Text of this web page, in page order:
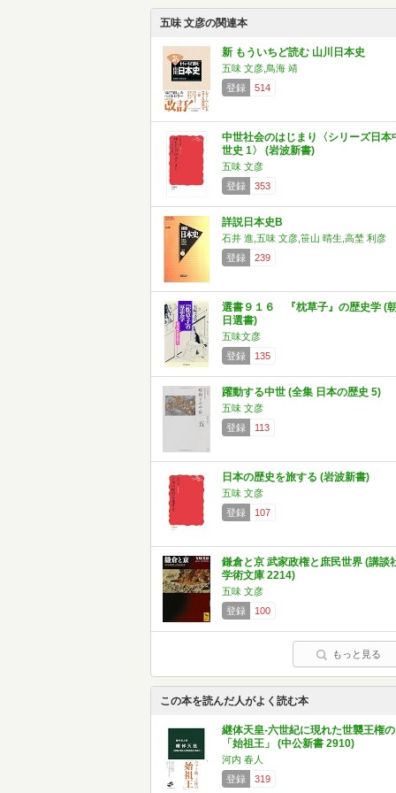
五味 文彦の関連本
新 もういちど読む 山川日本史
五味 文彦,鳥海 靖
登録
514
中世社会のはじまり〈シリーズ日本
世史 1〉 (岩波新書)
五味 文彦
登録
353
詳説日本史B
石井 進,五味 文彦,笹山 晴生,高埜 利彦
登録
239
選書９１６ 『枕草子』の歴史学 (
日選書)
五味文彦
登録
135
躍動する中世 (全集 日本の歴史 5)
五味 文彦
登録
113
日本の歴史を旅する (岩波新書)
五味 文彦
登録
107
鎌倉と京 武家政権と庶民世界 (講談
学術文庫 2214)
五味 文彦
登録
100
もっと見る
この本を読んだ人がよく読む本
継体天皇-六世紀に現れた世襲王権の
「始祖王」 (中公新書 2910)
河内 春人
登録
319